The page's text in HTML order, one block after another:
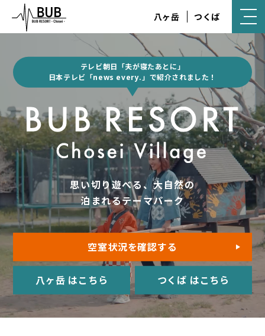
八ヶ岳 つくば
テレビ朝日「夫が寝たあとに」
日本テレビ「news every.」で紹介されました！
思い切り遊べる、大自然の
泊まれるテーマパーク
空室状況を確認する
八ヶ岳 はこちら つくば はこちら